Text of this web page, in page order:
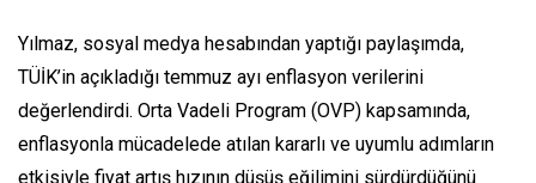
Yılmaz, sosyal medya hesabından yaptığı paylaşımda,
TÜİK’in açıkladığı temmuz ayı enflasyon verilerini
değerlendirdi. Orta Vadeli Program (OVP) kapsamında,
enflasyonla mücadelede atılan kararlı ve uyumlu adımların
etkisiyle fiyat artış hızının düşüş eğilimini sürdürdüğünü